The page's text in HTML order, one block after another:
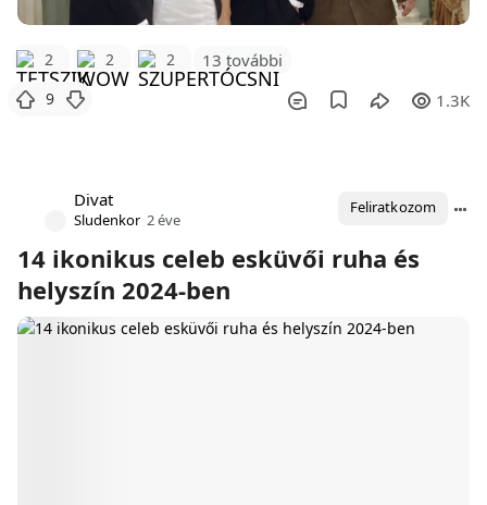
2 2 2 13 további
9 1.3K
Divat
Sludenkor 2 éve
Feliratkozom
14 ikonikus celeb esküvői ruha és
helyszín 2024-ben